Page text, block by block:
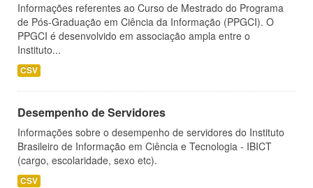
Informações referentes ao Curso de Mestrado do Programa
de Pós-Graduação em Ciência da Informação (PPGCI). O
PPGCI é desenvolvido em associação ampla entre o
Instituto...
CSV
Desempenho de Servidores
Informações sobre o desempenho de servidores do Instituto
Brasileiro de Informação em Ciência e Tecnologia - IBICT
(cargo, escolaridade, sexo etc).
CSV